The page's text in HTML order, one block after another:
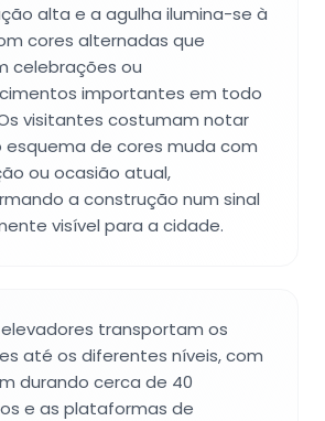
alta e a agulha ilumina-se à
cores alternadas que
celebrações ou
importantes em todo
visitantes costumam notar
esquema de cores muda com
ou ocasião atual,
a construção num sinal
visível para a cidade.
transportam os
até os diferentes níveis, com
durando cerca de 40
e as plataformas de